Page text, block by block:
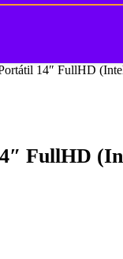
14″ FullHD
FullHD